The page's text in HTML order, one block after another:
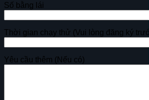
Số bằng lái
Thời gian chạy thử (Vui lòng đăng ký
Yêu cầu thêm (Nếu có)